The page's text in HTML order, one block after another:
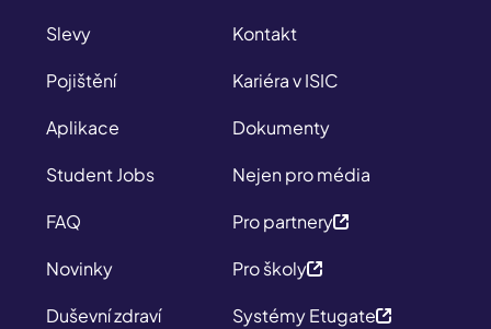
Slevy
Pojištění
Aplikace
Student Jobs
FAQ
Novinky
Duševní zdraví
Kontakt
Kariéra v ISIC
Dokumenty
Nejen pro média
Pro partnery
Pro školy
Systémy Etugate